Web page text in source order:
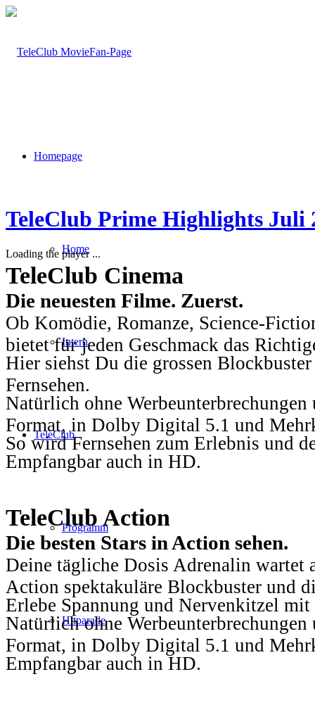
Homepage
Home
Intern
TeleClub
Programm
Hitparade
TeleClub Prime Highlights Juli
Loading the player ...
TeleClub Cinema
Die neuesten Filme. Zuerst.
Ob Komödie, Romanze, Science-
bietet für jeden Geschmack das
Hier siehst Du die grossen
Fernsehen.
Natürlich ohne
Format, in Dolby Digital 5.1 und
So wird Fernsehen zum Erlebnis und
Empfangbar auch in HD.
TeleClub Action
Die besten Stars in Action sehen.
Deine tägliche Dosis Adrenalin wartet
Action spektakuläre Blockbuster und
Erlebe Spannung und Nervenkitzel
Natürlich ohne
Format, in Dolby Digital 5.1 und
Empfangbar auch in HD.